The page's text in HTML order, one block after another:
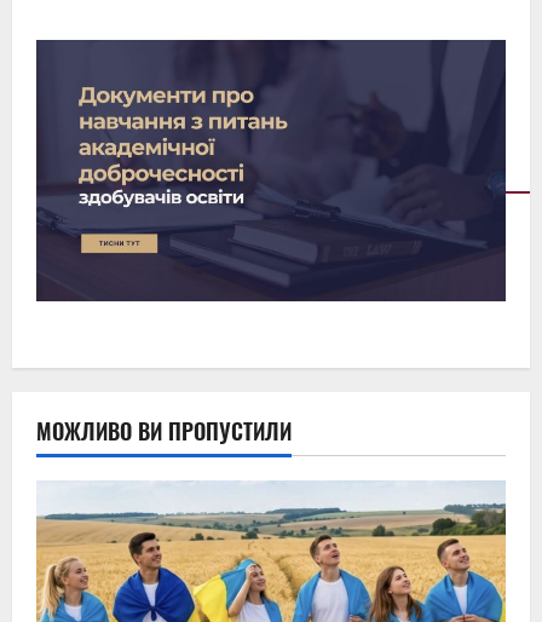
МОЖЛИВО ВИ ПРОПУСТИЛИ